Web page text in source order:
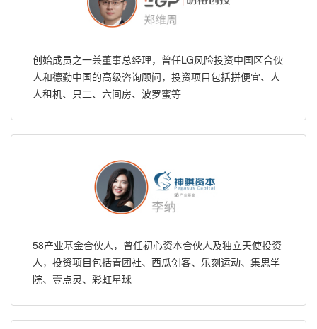
创始成员之一兼董事总经理，曾任LG风险投资中国区合伙
人和德勤中国的高级咨询顾问，投资项目包括拼便宜、人
人租机、只二、六间房、波罗蜜等
58产业基金合伙人，曾任初心资本合伙人及独立天使投资
人，投资项目包括青团社、西瓜创客、乐刻运动、集思学
院、壹点灵、彩虹星球